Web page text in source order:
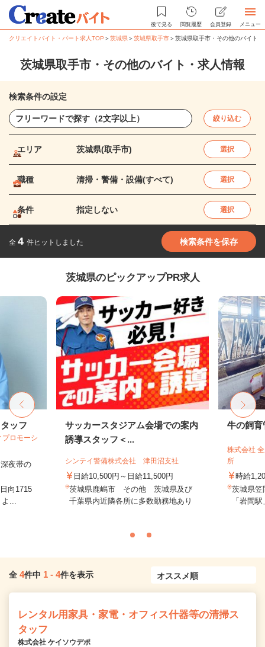
後で見る 閲覧履歴 会員登録 メニュー
クリエイトバイト・パート求人TOP ＞茨城県＞茨城県取手市＞茨城県取手市・その他のバイト
茨城県取手市・その他のバイト・求人情報
検索条件の設定
絞り込む
エリア 茨城県(取手市) 選択
職種 清掃・警備・設備(すべて) 選択
条件 指定しない 選択
全 4 件ヒットしました 検索条件を保存
茨城県のピックアップPR求人
ッフ
ロモーシ
夜帯の
向1715
...
サッカースタジアム会場での案内
誘導スタッフ＜...
シンテイ警備株式会社 津田沼支社
日給10,500円～日給11,500円
茨城県鹿嶋市 その他 茨城県及び
千葉県内近隣各所に多数勤務地あり
牛の飼育
株式会社
所
時給
茨城県笠
「岩間
全 4件中 1 - 4件を表示
レンタル用家具・家電・オフィス什器等の清掃ス
タッフ
株式会社 ケイソウデポ